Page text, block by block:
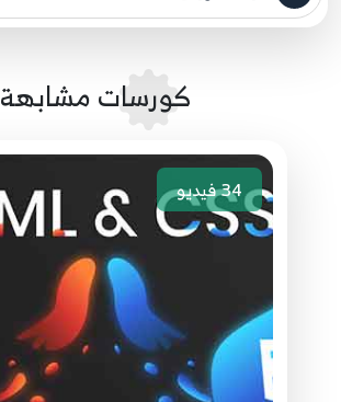
24:21
Use Shuffle Plugin
Create Footer Part 1
8:26
Create Footer Part 2
20:23
كورسات مشابهة
34فيديو